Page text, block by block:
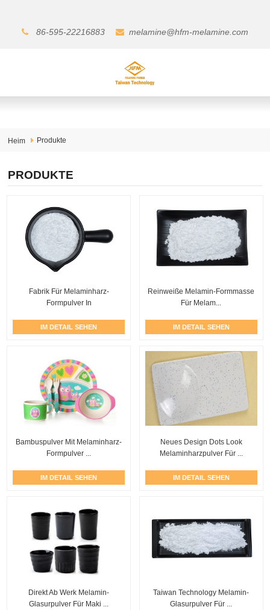
86-595-22216883 melamine@hfm-melamine.com
Heim Produkte
PRODUKTE
Fabrik Für Melaminharz-
Formpulver In
IM DETAIL SEHEN
Reinweiße Melamin-Formmasse
Für Melam...
IM DETAIL SEHEN
Bambuspulver Mit Melaminharz-
Formpulver ...
IM DETAIL SEHEN
Neues Design Dots Look
Melaminharzpulver Für ...
IM DETAIL SEHEN
Direkt Ab Werk Melamin-
Glasurpulver Für Maki ...
Taiwan Technology Melamin-
Glasurpulver Für ...